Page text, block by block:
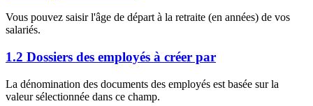
Vous pouvez saisir l'âge de départ à la retraite (en années) de vos
salariés.
1.2 Dossiers des employés à créer par
La dénomination des documents des employés est basée sur la
valeur sélectionnée dans ce champ.